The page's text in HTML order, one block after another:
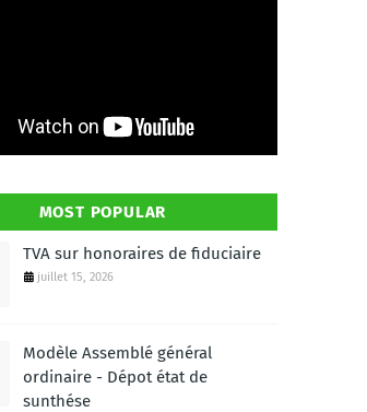
MOST POPULAR
TVA sur honoraires de fiduciaire
juillet 15, 2026
Modèle Assemblé général
ordinaire - Dépot état de
sunthése